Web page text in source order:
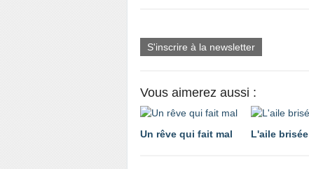
S'inscrire à la newsletter
Vous aimerez aussi :
Un rêve qui fait mal L'aile brisée